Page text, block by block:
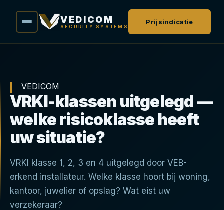
VEDICOM
SECURITY SYSTEMS
Prijsindicatie
VEDICOM
VRKI-klassen uitgelegd —
welke risicoklasse heeft
uw situatie?
VRKI klasse 1, 2, 3 en 4 uitgelegd door VEB-
erkend installateur. Welke klasse hoort bij woning,
kantoor, juwelier of opslag? Wat eist uw
verzekeraar?